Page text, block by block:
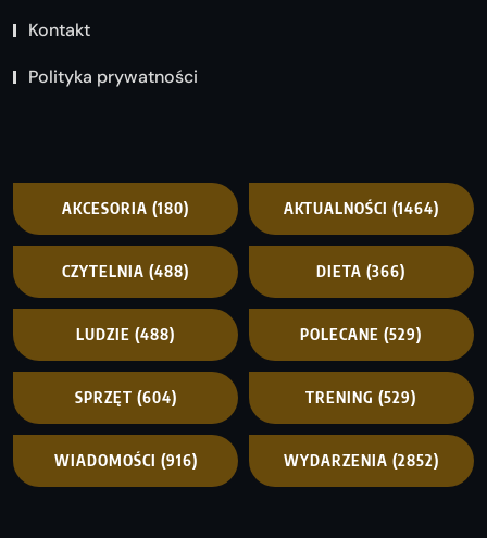
Kontakt
Polityka prywatności
AKCESORIA (180) AKTUALNOŚCI (1464)
CZYTELNIA (488) DIETA (366)
LUDZIE (488) POLECANE (529)
SPRZĘT (604) TRENING (529)
WIADOMOŚCI (916) WYDARZENIA (2852)